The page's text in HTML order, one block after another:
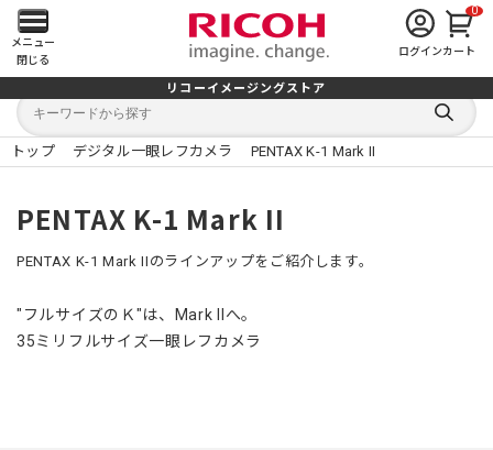
メ
イ
ン
メ
ニ
ュ
ー
を
メニュー
閉じる
ログイン
0
カート
リコーイメージングストア
キ
ワ
ー
キ
検
索
る
トップ デジタル一眼レフカメラ PENTAX K-1 Mark II
PENTAX K-1 Mark II
PENTAX K-1 Mark IIのラインアップをご紹介します。
"フルサイズのＫ"は、Mark IIへ。
35ミリフルサイズ一眼レフカメラ